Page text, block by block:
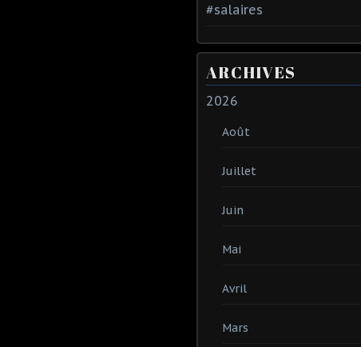
#salaires
ARCHIVES
2026
Août
Juillet
Juin
Mai
Avril
Mars